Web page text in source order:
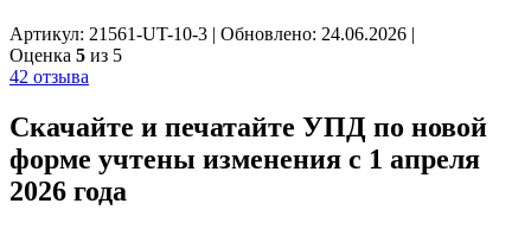
Артикул: 21561-UT-10-3 | Обновлено: 24.06.2026 |
Оценка 5 из 5
42 отзыва
Скачайте и печатайте УПД по новой
форме учтены изменения с 1 апреля
2026 года